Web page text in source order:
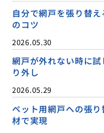
自分で網戸を張り替
のコツ
2026.05.30
網戸が外れない時に
り外し
2026.05.29
ペット用網戸への張
材で実現